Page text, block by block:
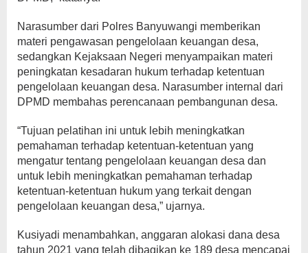
Narasumber dari Polres Banyuwangi memberikan
materi pengawasan pengelolaan keuangan desa,
sedangkan Kejaksaan Negeri menyampaikan materi
peningkatan kesadaran hukum terhadap ketentuan
pengelolaan keuangan desa. Narasumber internal dari
DPMD membahas perencanaan pembangunan desa.
“Tujuan pelatihan ini untuk lebih meningkatkan
pemahaman terhadap ketentuan-ketentuan yang
mengatur tentang pengelolaan keuangan desa dan
untuk lebih meningkatkan pemahaman terhadap
ketentuan-ketentuan hukum yang terkait dengan
pengelolaan keuangan desa,” ujarnya.
Kusiyadi menambahkan, anggaran alokasi dana desa
tahun 2021 yang telah dibagikan ke 189 desa mencapai